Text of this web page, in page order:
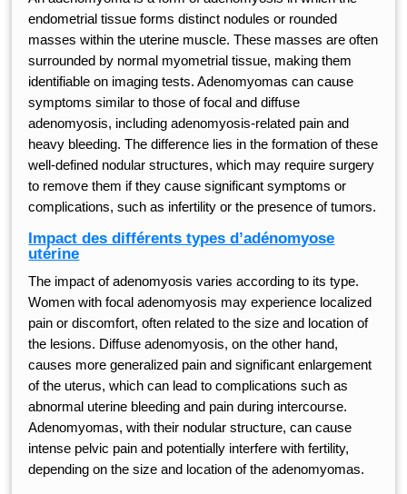
endometrial tissue forms distinct nodules or rounded
masses within the uterine muscle. These masses are often
surrounded by normal myometrial tissue, making them
identifiable on imaging tests. Adenomyomas can cause
symptoms similar to those of focal and diffuse
adenomyosis, including adenomyosis-related pain and
heavy bleeding. The difference lies in the formation of these
well-defined nodular structures, which may require surgery
to remove them if they cause significant symptoms or
complications, such as infertility or the presence of tumors.
Impact des différents types d’adénomyose
utérine
The impact of adenomyosis varies according to its type.
Women with focal adenomyosis may experience localized
pain or discomfort, often related to the size and location of
the lesions. Diffuse adenomyosis, on the other hand,
causes more generalized pain and significant enlargement
of the uterus, which can lead to complications such as
abnormal uterine bleeding and pain during intercourse.
Adenomyomas, with their nodular structure, can cause
intense pelvic pain and potentially interfere with fertility,
depending on the size and location of the adenomyomas.